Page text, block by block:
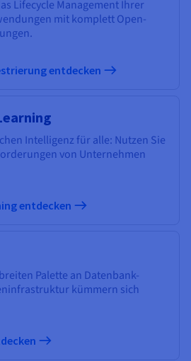
Lifecycle Management Ihrer
mit komplett Open-
entdecken
Intelligenz für alle: Nutzen Sie
von Unternehmen
entdecken
Palette an Datenbank-
kümmern sich